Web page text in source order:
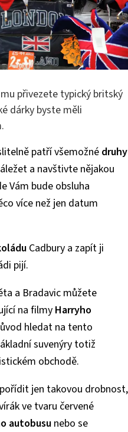
přivezete typický britský
dárky byste měli
patří všemožné druhy
a navštivte nějakou
Vám bude obsluha
více než jen datum
Cadbury a zapít ji
pijí.
a Bradavic můžete
na filmy Harryho
hledat na tento
suvenýry totiž
obchodě.
jen takovou drobnost,
ve tvaru červené
autobusu nebo se